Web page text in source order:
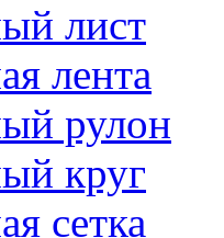
лист
лента
рулон
круг
сетка